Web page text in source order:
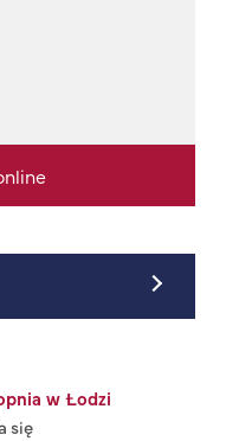
w Łodzi
się